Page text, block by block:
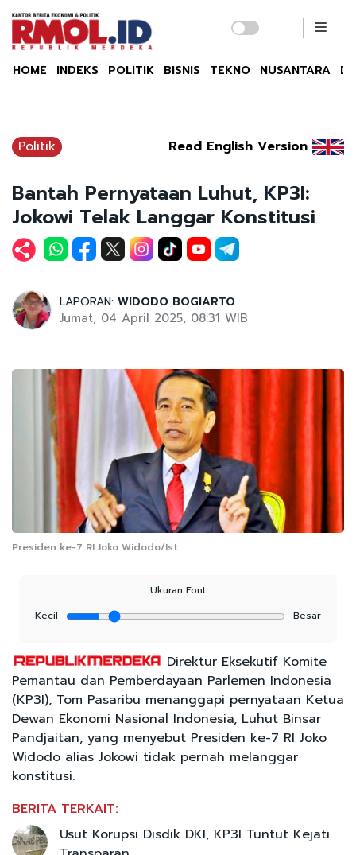
HOME INDEKS POLITIK BISNIS TEKNO NUSANTARA
Politik Read English Version
Bantah Pernyataan Luhut, KP3I:
Jokowi Telak Langgar Konstitusi
LAPORAN: WIDODO BOGIARTO
Jumat, 04 April 2025, 08:31 WIB
Presiden ke-7 RI Joko Widodo/Ist
Ukuran Font
Kecil
Besar
Direktur Eksekutif Komite
Pemantau dan Pemberdayaan Parlemen Indonesia
(KP3I), Tom Pasaribu menanggapi pernyataan Ketua
Dewan Ekonomi Nasional Indonesia, Luhut Binsar
Pandjaitan, yang menyebut Presiden ke-7 RI Joko
Widodo alias Jokowi tidak pernah melanggar
konstitusi.
BERITA TERKAIT:
Usut Korupsi Disdik DKI, KP3I Tuntut Kejati